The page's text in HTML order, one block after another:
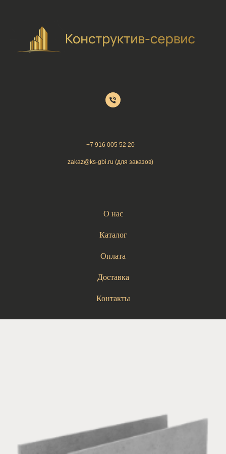
+7 916 005 52 20
zakaz@ks-gbi.ru (для заказов)
О нас
Каталог
Оплата
Доставка
Контакты